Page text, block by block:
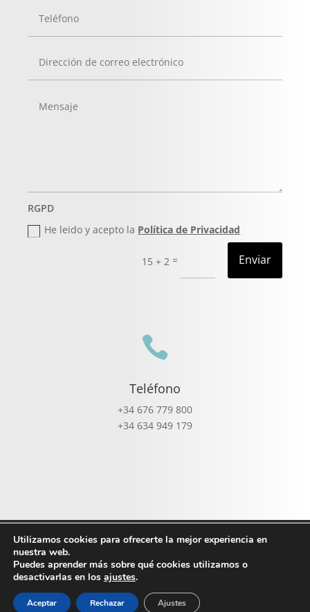
RGPD
He leido y acepto la Política de Privacidad
15 + 2 = Enviar

Teléfono
+34 676 779 800
+34 634 949 179
Política de cookies
Política de privacidad Redes Sociales
Política de privacidad
Utilizamos cookies para ofrecerte la mejor experiencia en
nuestra web.
Puedes aprender más sobre qué cookies utilizamos o
desactivarlas en los ajustes.
Aceptar Rechazar Ajustes